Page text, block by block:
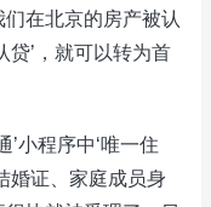
在北京的房产被认
贷’，就可以转为首
’小程序中‘唯一住
婚证、家庭成员身